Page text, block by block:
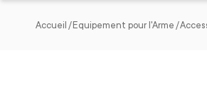
Accueil Equipement pour l'Arme